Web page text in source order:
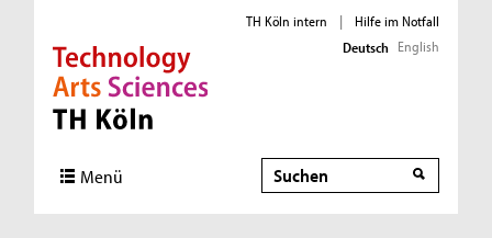
Direkt zur Hauptnavigation
Direkt zur Subnavigation
Direkt zum Inhalt
Direkt zum Fußbereich
TH Köln intern |
Hilfe im Notfall
Deutsch English
Menü Suche
Suche